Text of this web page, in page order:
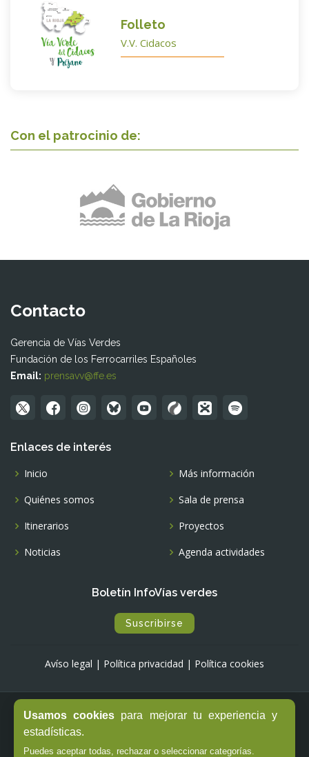
Usamos cookies para mejorar tu experiencia y
estadísticas.
Puedes aceptar todas, rechazar o seleccionar categorías.
Folleto
V.V. Cidacos
Con el patrocinio de:
Contacto
Gerencia de Vías Verdes
Fundación de los Ferrocarriles Españoles
Email: prensavv@ffe.es
Enlaces de interés
Inicio
Quiénes somos
Itinerarios
Noticias
Más información
Sala de prensa
Proyectos
Agenda actividades
Boletín InfoVías verdes
Suscribirse
Avíso legal | Política privacidad | Política cookies
© Copyright - Fundación de los Ferrocarriles Españoles